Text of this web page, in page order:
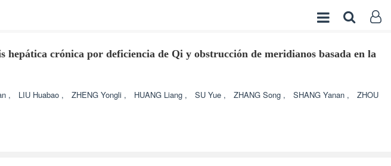
crónica por deficiencia de Qi y obstrucción de meridianos basada en la
, LIU Huabao , ZHENG Yongli , HUANG Liang , SU Yue , ZHANG Song , SHANG Yanan ,
ZHOU